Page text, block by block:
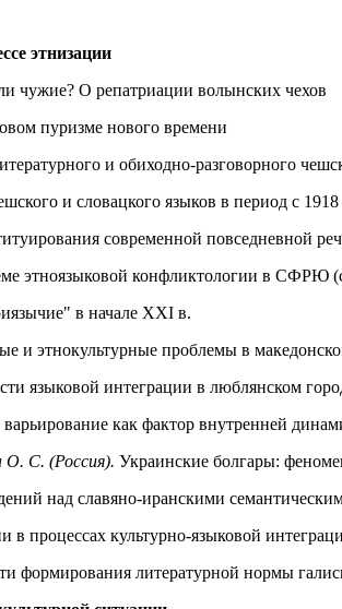
этнизации
чужие? О репатриации волынских чехов
пуризме нового времени
и обиходно-разговорного
и словацкого языков в период с
современной повседневной
этноязыковой конфликтологии в СФРЮ
в начале XXI в.
и этнокультурные проблемы в
языковой интеграции в люблянском
варьирование как фактор внутренней
О. С. (Россия). Украинские болгары:
над славяно-иранскими
в процессах культурно-языковой
формирования литературной нормы